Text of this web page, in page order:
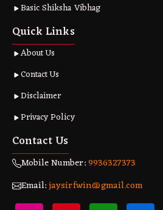
Basic Shiksha Vibhag
Quick Links
About Us
Contact Us
Disclaimer
Privacy Policy
Contact Us
Mobile Number:9936327373
Email:jaysirfwin@gmail.com